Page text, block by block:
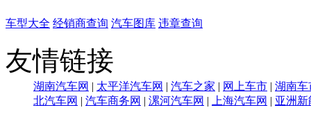
车型大全 经销商查询 汽车图库 违章查询
友情链接
湖南汽车网 | 太平洋汽车网 | 汽车之家 | 网上车市 | 湖南车
北汽车网 | 汽车商务网 | 漯河汽车网 | 上海汽车网 | 亚洲